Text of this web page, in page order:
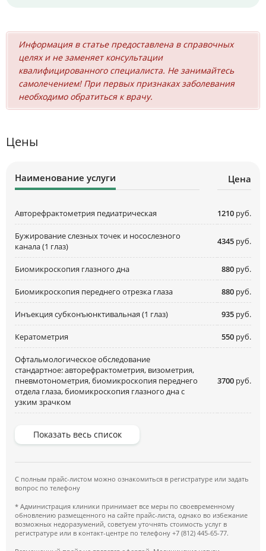
Информация в статье предоставлена в справочных
целях и не заменяет консультации
квалифицированного специалиста. Не занимайтесь
самолечением! При первых признаках заболевания
необходимо обратиться к врачу.
Цены
Наименование услуги Цена
Авторефрактометрия педиатрическая 1210 руб.
Бужирование слезных точек и носослезного
канала (1 глаз)
4345 руб.
Биомикроскопия глазного дна 880 руб.
Биомикроскопия переднего отрезка глаза 880 руб.
Инъекция субконъюнктивальная (1 глаз) 935 руб.
Кератометрия 550 руб.
Офтальмологическое обследование
стандартное: авторефрактометрия, визометрия,
пневмотонометрия, биомикроскопия переднего
отдела глаза, биомикроскопия глазного дна с
узким зрачком
3700 руб.
Показать весь список
С полным прайс-листом можно ознакомиться в регистратуре или задать
вопрос по телефону
* Администрация клиники принимает все меры по своевременному
обновлению размещенного на сайте прайс-листа, однако во избежание
возможных недоразумений, советуем уточнять стоимость услуг в
регистратуре или в контакт-центре по телефону +7 (812) 445-65-77.